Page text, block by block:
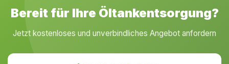
Bereit für Ihre Öltankentsorgung?
Jetzt kostenloses und unverbindliches Angebot anfordern